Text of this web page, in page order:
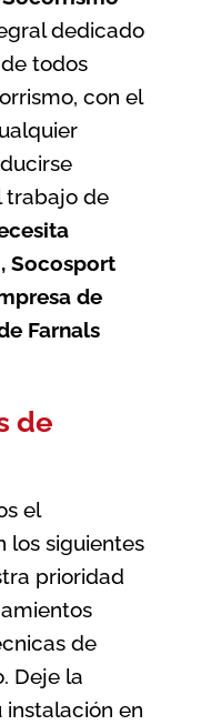
dedicado
todos
con el
trabajo de
Socosport
de
Farnals
de
el
los siguientes
prioridad
de
Deje la
en